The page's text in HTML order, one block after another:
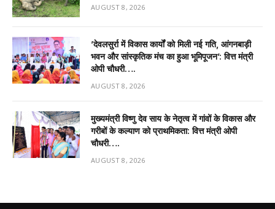
AUGUST 8, 2026
’देवलसुर्रा में विकास कार्यों को मिली नई गति, आंगनबाड़ी
भवन और सांस्कृतिक मंच का हुआ भूमिपूजन’: वित्त मंत्री
ओपी चौधरी….
AUGUST 8, 2026
मुख्यमंत्री विष्णु देव साय के नेतृत्व में गांवों के विकास और
गरीबों के कल्याण को प्राथमिकता: वित्त मंत्री ओपी
चौधरी….
AUGUST 8, 2026